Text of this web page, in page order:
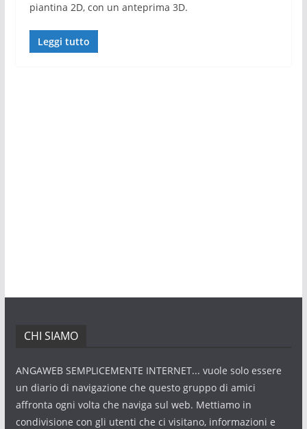
piantina 2D, con un anteprima 3D.
Leggi tutto
CHI SIAMO
ANGAWEB SEMPLICEMENTE INTERNET... vuole solo essere
un diario di navigazione che questo gruppo di amici
affronta ogni volta che naviga sul web. Mettiamo in
condivisione con gli utenti che ci visitano, informazioni e